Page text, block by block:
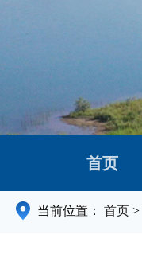
首页
当前位置： 首页 >